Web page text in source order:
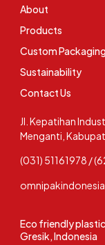
Eco friendly
Gresik, Indonesia
Jl. Kepatihan
Menganti,
(031) 51161978 /
About
Products
Custom Packaging
Sustainability
Contact Us